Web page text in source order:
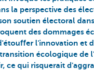
la perspective des
soutien électoral
des dommages
l'innovation et
écologique de
ce qui risquerait